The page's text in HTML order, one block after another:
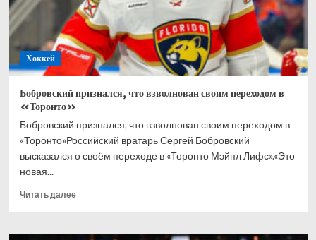
жизнь
Хоккей
Бобровский признался, что взволнован своим переходом в
«Торонто»
Бобровский признался, что взволнован своим переходом в
«Торонто»Российский вратарь Сергей Бобровский
высказался о своём переходе в «Торонто Мэйпл Лифс».«Это
новая...
Читать далееПрочитать
Бобровский